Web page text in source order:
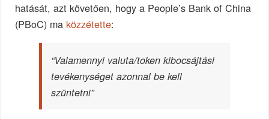
hatását, azt követően, hogy a People’s Bank of China
(PBoC) ma közzétette:
“Valamennyi valuta/token kibocsájtási
tevékenységet azonnal be kell
szüntetni”